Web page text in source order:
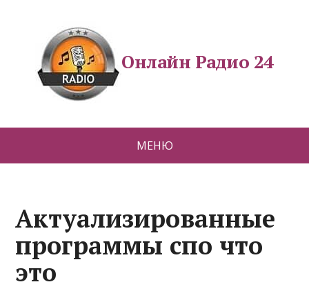
Онлайн Радио 24
МЕНЮ
Актуализированные
программы спо что
это